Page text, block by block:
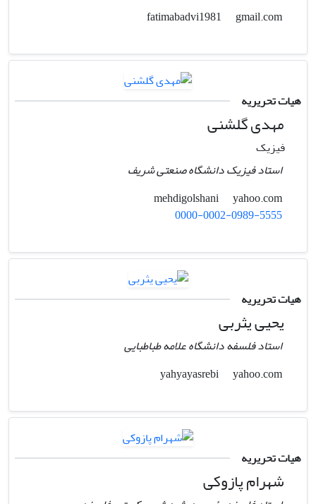
gmail.com
هیات تحریریه
مهدی گلشنی
فیزیک
استاد فیزیک دانشگاه صنعتی شریف
yahoo.com
0000-0002-0989-5555
هیات تحریریه
یحیی یثربی
استاد فلسفه دانشگاه علامه طباطبایی
yahoo.com
هیات تحریریه
شهرام پازوکی